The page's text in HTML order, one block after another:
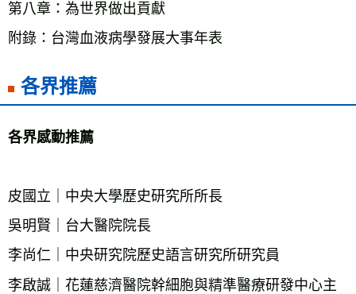
第八章：為世界做出貢獻
附錄：台灣血液病學發展大事年表
各界推薦
各界感動推薦
皮國立｜中央大學歷史研究所所長
吳明賢｜台大醫院院長
李尚仁｜中央研究院歷史語言研究所研究員
李啟誠｜花蓮慈濟醫院幹細胞與精準醫療研發中心主